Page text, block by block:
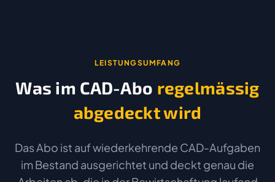
LEISTUNGSUMFANG
Was im CAD-Abo regelmässig
abgedeckt wird
Das Abo ist auf wiederkehrende CAD-Aufgaben
im Bestand ausgerichtet und deckt genau die